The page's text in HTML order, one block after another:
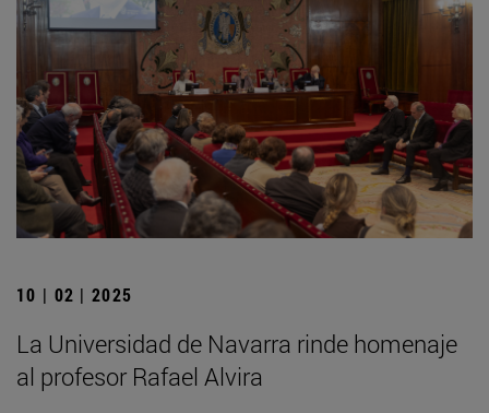
10 | 02 | 2025
La Universidad de Navarra rinde homenaje
al profesor Rafael Alvira